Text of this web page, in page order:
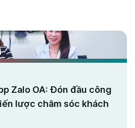
Zalo OA: Đón đầu công
lược chăm sóc khách